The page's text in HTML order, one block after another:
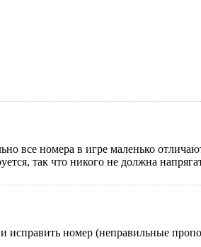
все номера в игре маленько
так что никого не должна
исправить номер (неправильные